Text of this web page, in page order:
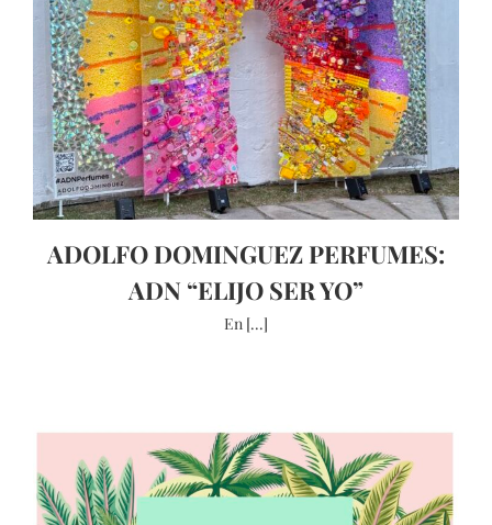
ADOLFO DOMINGUEZ PERFUMES:
ADN “ELIJO SER YO”
En [...]